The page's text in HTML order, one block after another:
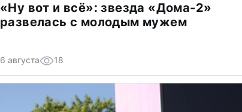
«Ну вот и всё»: звезда «Дома-2»
развелась с молодым мужем
6 августа 18